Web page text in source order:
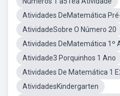
Atividades DeMatemática
AtividadeSobre O Número 20
Atividades DeMatemática 1º
Atividade3 Porquinhos 1 Ano
Atividades De Matemática 1
AtividadesKindergarten